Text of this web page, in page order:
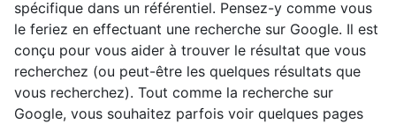
spécifique dans un référentiel. Pensez-y comme vous
le feriez en effectuant une recherche sur Google. Il est
conçu pour vous aider à trouver le résultat que vous
recherchez (ou peut-être les quelques résultats que
vous recherchez). Tout comme la recherche sur
Google, vous souhaitez parfois voir quelques pages